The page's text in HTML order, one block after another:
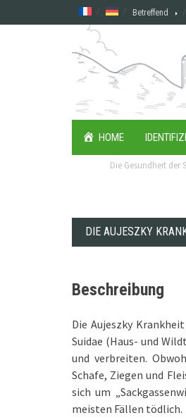
to
Betreffend
HOME
Die Gesundheit der
DIE AUJESZKY
Beschreibung
Die Aujeszky
Suidae (Haus- und
und verbreiten.
Schafe, Ziegen und
sich um
meisten Fällen tödlich.